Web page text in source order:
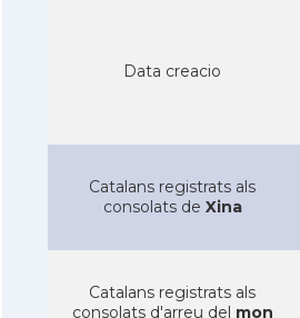
Data creacio
Catalans registrats als
consolats de Xina
Catalans registrats als
consolats d'arreu del mon